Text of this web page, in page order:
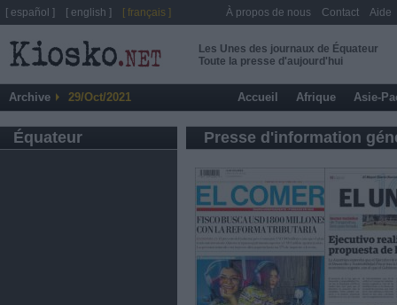
Les Unes des journaux de Équateur
Toute la presse d'aujourd'hui
Archive 29/Oct/2021 Accueil Afrique Asie-
Équateur Presse d'information
[ español ] [ english ] [ français ] À propos de nous Contact Aide